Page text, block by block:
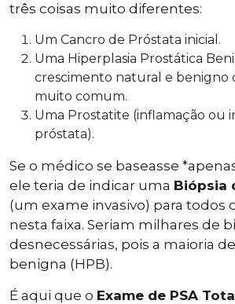
três coisas muito diferentes:
Um Cancro de Próstata inicial.
Uma Hiperplasia Prostática
crescimento natural e benigno
muito comum.
Uma Prostatite (inflamação ou
próstata).
Se o médico se baseasse
ele teria de indicar uma Biópsia
(um exame invasivo) para todos
nesta faixa. Seriam milhares de
desnecessárias, pois a maioria
benigna (HPB).
É aqui que o Exame de PSA